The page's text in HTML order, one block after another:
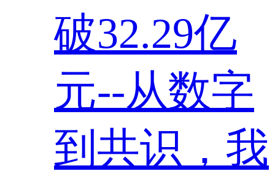
破32.29亿
元--从数字
到共识，我